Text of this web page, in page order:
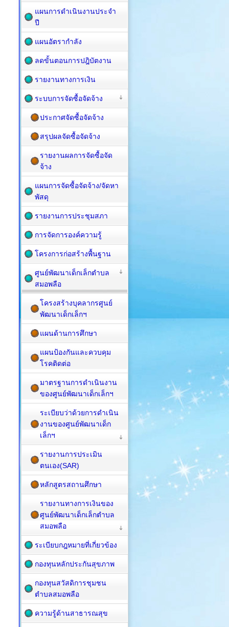
แผนการดำเนินงานประจำ
ปี
แผนอัตรากำลัง
ลดขั้นตอนการปฎิบัตงาน
รายงานทางการเงิน
ระบบการจัดซื้อจัดจ้าง
ประกาศจัดซื้อจัดจ้าง
สรุปผลจัดซื้อจัดจ้าง
รายงานผลการจัดซื้อจัด
จ้าง
แผนการจัดซื้อ​จัดจ้าง/จัดหา
พัสดุ
รายงานการประชุมสภา
การจัดการองค์ความรู้
โครงการก่อสร้างพื้นฐาน
ศูนย์พัฒนาเด็กเล็กตำบล
สมอพลือ
โครงสร้างบุคลากรศูนย์
พัฒนาเด็กเล็กฯ
แผนด้านการศึกษา
แผนป้องกันและควบคุม
โรคติดต่อ
มาตรฐานการดำเนินงาน
ของศูนย์พัฒนาเด็กเล็กฯ
ระเบียบว่าด้วยการดำเนิน
งานของศูนย์พัฒนาเด็ก
เล็กฯ
รายงานการประเมิน
ตนเอง(SAR)
หลักสูตรสถานศึกษา
รายงานทางการเงินของ
ศูนย์พัฒนาเด็กเล็กตำบล
สมอพลือ
ระเบียบกฎหมายที่เกี่ยวข้อง
กองทุนหลักประกันสุขภาพ
กองทุนสวัสดิการชุมชน
ตำบลสมอพลือ
ความรู้ด้านสาธารณสุข